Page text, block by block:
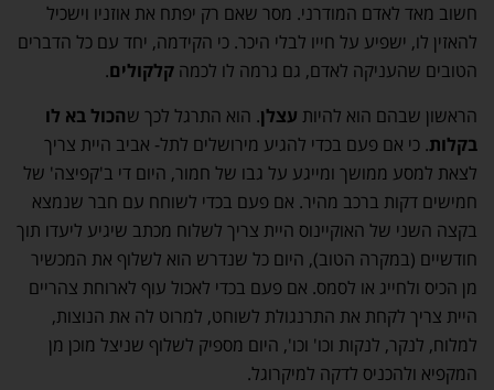
חשוב מאד לאדם המודרני. מסר שאם רק יפתח את אוזניו וישכיל
להאזין לו, ישפיע על חייו לבלי היכר. כי הקידמה, יחד עם כל הדברים
הטובים שהעניקה לאדם, גם גרמה לו לכמה קלקולים.
הראשון שבהם הוא להיות עצלן. הוא התרגל לכך שהכול בא לו
בקלות. כי אם פעם בכדי להגיע מירושלים לתל- אביב היית צריך
לצאת למסע ממושך ומייגע על גבו של חמור, היום די ב'קפיצה' של
חמישים דקות ברכב מהיר. אם פעם בכדי לשוחח עם חבר שנמצא
בקצה השני של האוקיינוס היית צריך לשלוח מכתב שיגיע ליעדו תוך
חודשיים (במקרה הטוב), היום כל שנדרש הוא לשלוף את המכשיר
מן הכיס ולחייג או לסמס. אם פעם בכדי לאכול עוף לארוחת צהריים
היית צריך לקחת את התרנגולת לשוחט, למרוט לה את הנוצות,
למלוח, לנקר, לנקות וכו' וכו', היום מספיק לשלוף שניצל מוכן מן
המקפיא ולהכניס לדקה למיקרוגל.